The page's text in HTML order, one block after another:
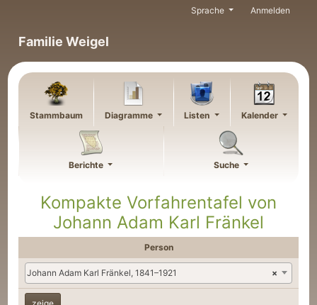
Familie Weigel
Sprache Anmelden
Stammbaum Diagramme Listen Kalender
Berichte Suche
Kompakte Vorfahrentafel von
Johann Adam Karl Fränkel
Person
×
Johann Adam Karl Fränkel, 1841–1921